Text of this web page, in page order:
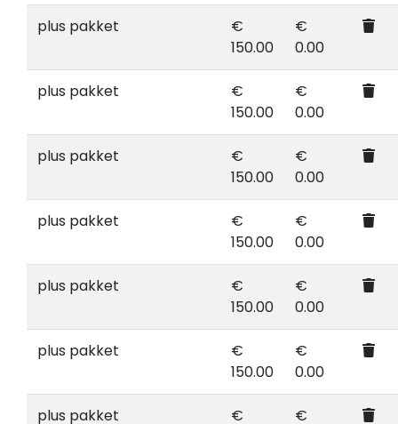
plus pakket
€
150.00
€
0.00
plus pakket
€
150.00
€
0.00
plus pakket
€
150.00
€
0.00
plus pakket
€
150.00
€
0.00
plus pakket
€
150.00
€
0.00
plus pakket
€
150.00
€
0.00
plus pakket € €